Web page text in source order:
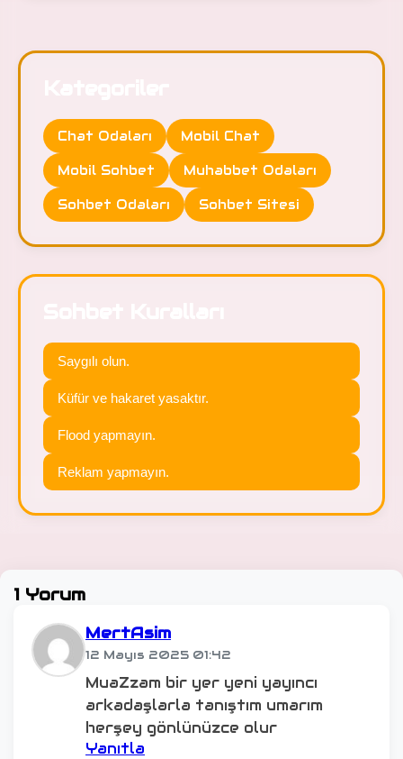
Chat Odaları Mobil Chat
Mobil Sohbet Muhabbet Odaları
Sohbet Odaları Sohbet Sitesi
Saygılı olun.
Küfür ve hakaret yasaktır.
Flood yapmayın.
Reklam yapmayın.
1 Yorum
MertAsim
12 Mayıs 2025 01:42
MuaZzam bir yer yeni yayıncı
arkadaşlarla tanıştım umarım
herşey gönlünüzce olur
Yanıtla